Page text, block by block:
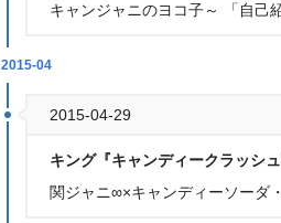
キャンジャニのヨコ子～ 「自己
2015-04
2015-04-29
キング『キャンディークラッシュ
関ジャニ∞×キャンディーソーダ